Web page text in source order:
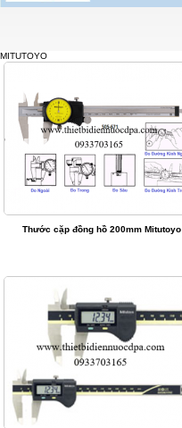
MITUTOYO
Thước cặp đồng hồ 200mm Mitutoyo